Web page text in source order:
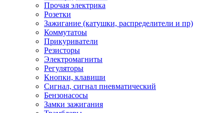
Прочая электрика
Розетки
Зажигание (катушки, распределители и пр)
Коммутатоы
Прикуриватели
Резисторы
Электромагниты
Регуляторы
Кнопки, клавиши
Сигнал, сигнал пневматический
Бензонасосы
Замки зажигания